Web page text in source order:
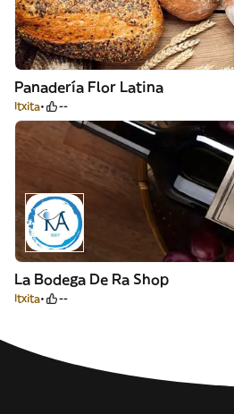
Panadería Flor Latina
Itxita --
La Bodega De Ra Shop
Itxita --